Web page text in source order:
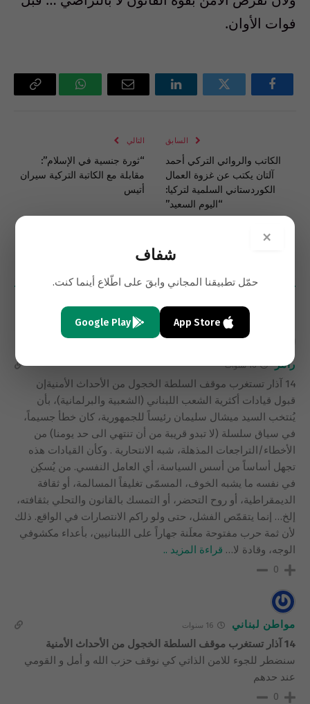
فوات الأوان.
فيسبوك تويتر لينكدإن
البريد
واتساب Copy
السابق
الكاتب والروائي التركي أحمد
آلتان يكتب عن غزوة العمال
الكوردستاني السلمية لتركيا:
“اليوم السعيد”
التالي
“ثورة جنسية في الإسلام”:
مقابلة مع الكاتبة التركية سيران
أتيس
رامز 16 سنوات
14 آذار تستغرب موقف السلطة الخجول من الأحداث الأمنيةإن
قبول قيادات أكثرية الشعب اللبناني (الشعبية والبرلمانية)، بأن
يُنتخب السيد ميشال سليمان رئيساً للجمهورية، كان خطأ جسيماً،
في سياق سلسلة (لا تبدو قريبة من أن تنتهي الى حد يومنا) من
الأخطاء/التراجعات المذهلة، شبه الانتحارية . وكأن القيادات هذه
تجهل أساساً من أسس السياسة، أي العامل النفسي. من يُسكِن
في نفسه ما يشبه الخوف، المسمّى تغليفاً المسالمة، أو ثقافة
الديمقراطية، أو روح التحضر، أو التمسك بالقانون والتحلي بثقافته،
إلخ… إنما يتقمّص الفشل، حتى ولو راكم الانتصارات في الواقع. ذلك
لأن ثمة حرب مفتوحة معلَنة جهاراً على اللبنانيين، بأعداء مكشوفي
الوجه، وقادة لا… قراءة المزيد ..
0
مواطن لبناني 16 سنوات
14 آذار تستغرب موقف السلطة الخجول من الأحداث الأمنية
سنضطر للجوء للامن الذاتي كي نوقف حزب الله و أمل و القومي
عند حدهم
0
×
شفاف
حمّل تطبيقنا المجاني وابقَ على اطّلاع أينما كنت.
App Store
Google Play